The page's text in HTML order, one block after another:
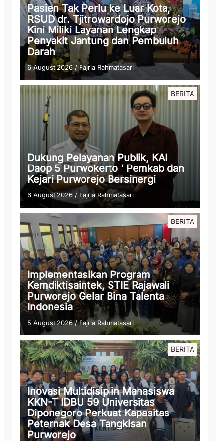
Pasien Tak Perlu ke Luar Kota,
RSUD dr. Tjitrowardojo Purworejo
Kini Miliki Layanan Lengkap
Penyakit Jantung dan Pembuluh
Darah
6 August 2026 /Fajria Rahmatasari
BERITA
Dukung Pelayanan Publik, KAI
Daop 5 Purwokerto ‘ Pemkab dan
Kejari Purworejo Bersinergi
6 August 2026 / Fajria Rahmatasari
BERITA
Implementasikan Program
Kemdiktisaintek, STIE Rajawali
Purworejo Gelar Bina Talenta
Indonesia
5 August 2026/Fajria Rahmatasari
BERITA
Inovasi Multidisiplin Mahasiswa
KKN-T IDBU 59 Universitas
Diponegoro Perkuat Kapasitas
Peternak Desa Tangkisan
Purworejo